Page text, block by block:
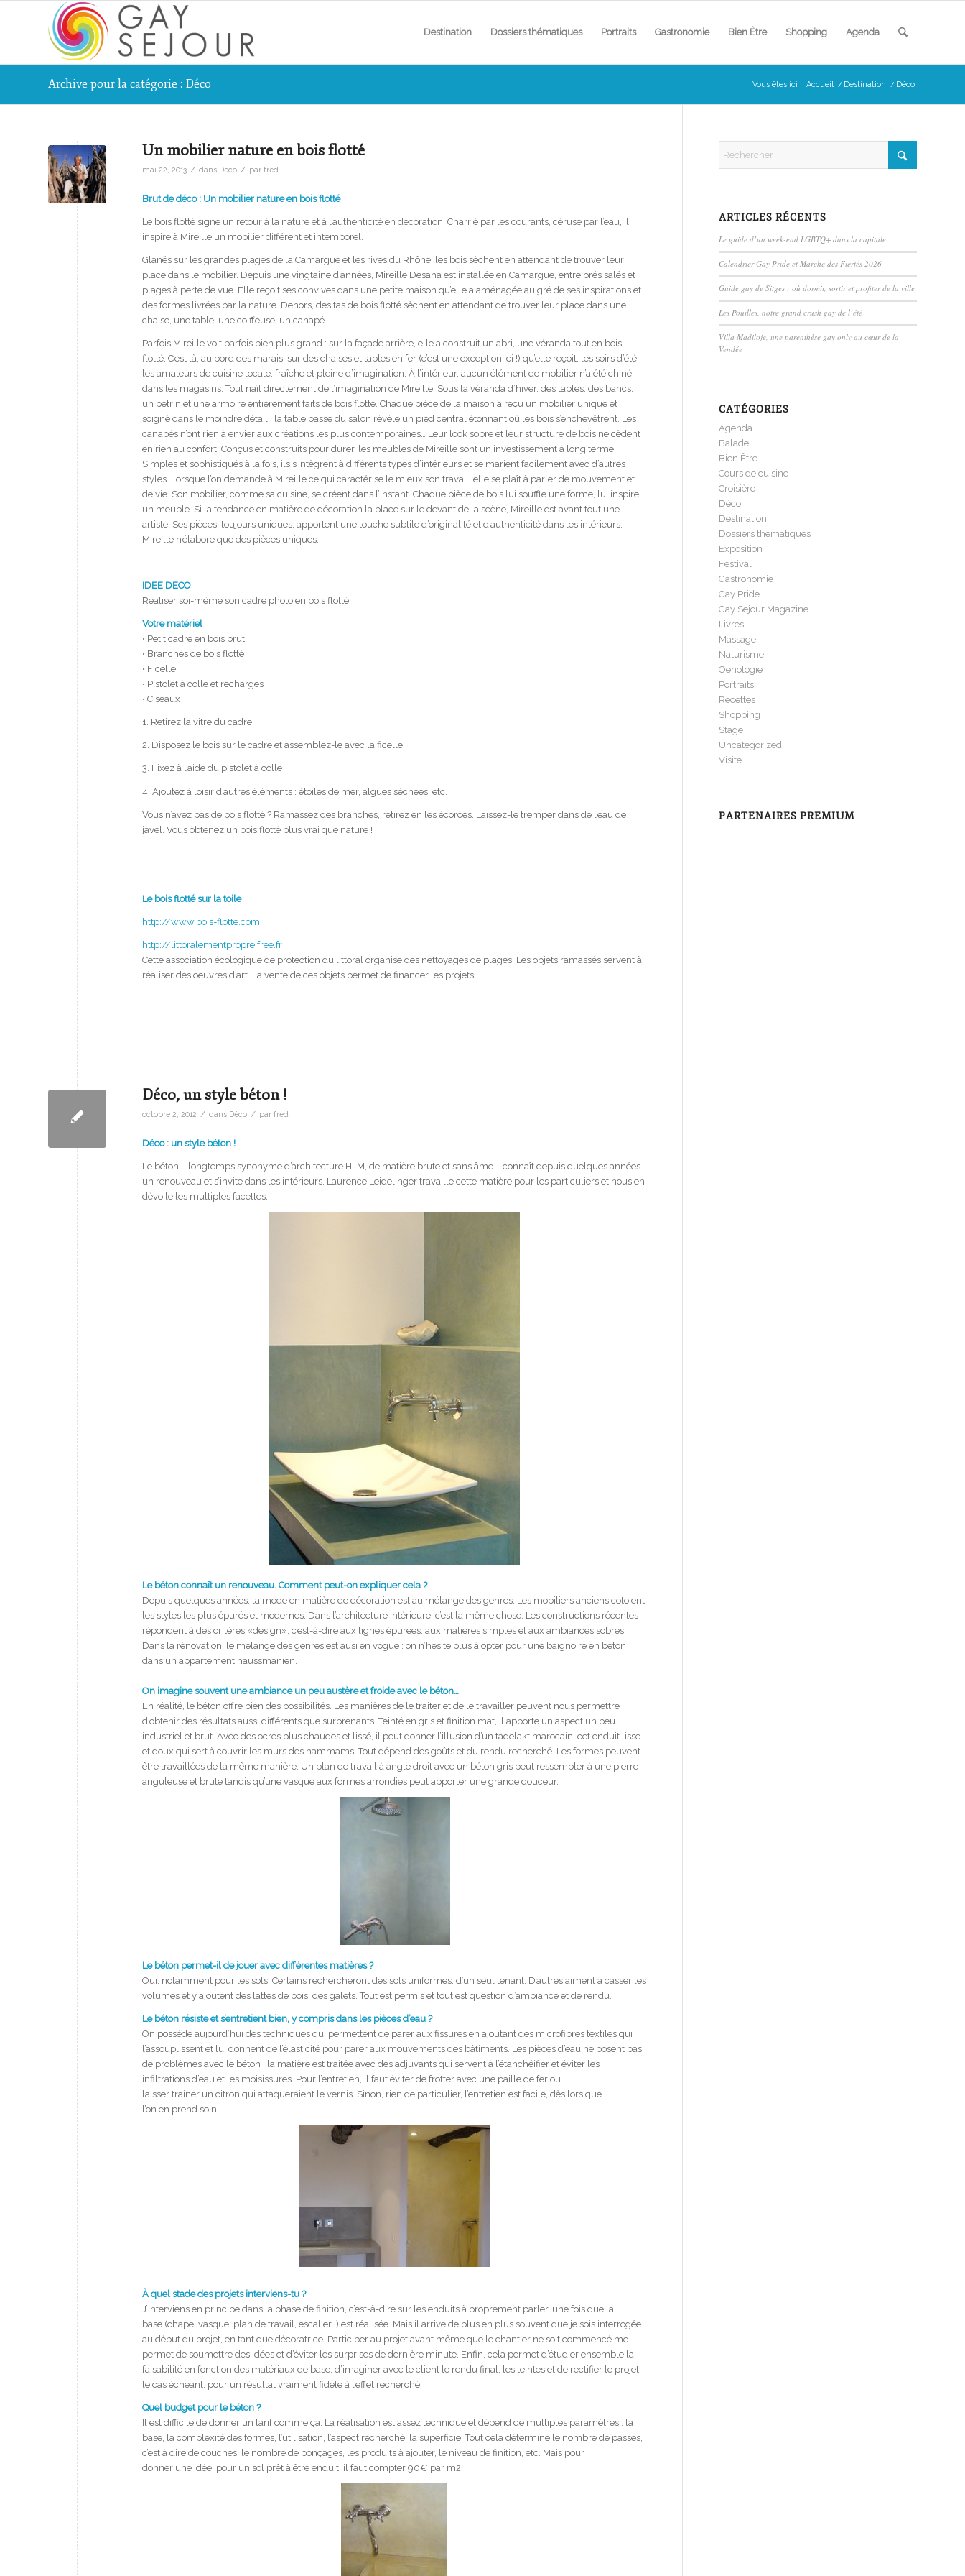
Destination Dossiers thématiques Portraits Gastronomie Bien Être Shopping Agenda
Archive pour la catégorie : Déco Vous êtes ici : Accueil / Destination / Déco
Un mobilier nature en bois flotté
mai 22, 2013 / dans Déco / par fred
Brut de déco : Un mobilier nature en bois flotté
Le bois flotté signe un retour à la nature et à l’authenticité en décoration. Charrié par les courants, cérusé par l’eau, il
inspire à Mireille un mobilier différent et intemporel.
Glanés sur les grandes plages de la Camargue et les rives du Rhône, les bois sèchent en attendant de trouver leur
place dans le mobilier. Depuis une vingtaine d’années, Mireille Desana est installée en Camargue, entre prés salés et
plages à perte de vue. Elle reçoit ses convives dans une petite maison qu’elle a aménagée au gré de ses inspirations et
des formes livrées par la nature. Dehors, des tas de bois flotté sèchent en attendant de trouver leur place dans une
chaise, une table, une coiffeuse, un canapé…
Parfois Mireille voit parfois bien plus grand : sur la façade arrière, elle a construit un abri, une véranda tout en bois
flotté. C’est là, au bord des marais, sur des chaises et tables en fer (c’est une exception ici !) qu’elle reçoit, les soirs d’été,
les amateurs de cuisine locale, fraîche et pleine d’imagination. À l’intérieur, aucun élément de mobilier n’a été chiné
dans les magasins. Tout naît directement de l’imagination de Mireille. Sous la véranda d’hiver, des tables, des bancs,
un pétrin et une armoire entièrement faits de bois flotté. Chaque pièce de la maison a reçu un mobilier unique et
soigné dans le moindre détail : la table basse du salon révèle un pied central étonnant où les bois s’enchevêtrent. Les
canapés n’ont rien à envier aux créations les plus contemporaines… Leur look sobre et leur structure de bois ne cèdent
en rien au confort. Conçus et construits pour durer, les meubles de Mireille sont un investissement à long terme.
Simples et sophistiqués à la fois, ils s’intègrent à différents types d’intérieurs et se marient facilement avec d’autres
styles. Lorsque l’on demande à Mireille ce qui caractérise le mieux son travail, elle se plaît à parler de mouvement et
de vie. Son mobilier, comme sa cuisine, se créent dans l’instant. Chaque pièce de bois lui souffle une forme, lui inspire
un meuble. Si la tendance en matière de décoration la place sur le devant de la scène, Mireille est avant tout une
artiste. Ses pièces, toujours uniques, apportent une touche subtile d’originalité et d’authenticité dans les intérieurs.
Mireille n’élabore que des pièces uniques.
IDEE DECO
Réaliser soi-même son cadre photo en bois flotté
Votre matériel
• Petit cadre en bois brut
• Branches de bois flotté
• Ficelle
• Pistolet à colle et recharges
• Ciseaux
1. Retirez la vitre du cadre
2. Disposez le bois sur le cadre et assemblez-le avec la ficelle
3. Fixez à l’aide du pistolet à colle
4. Ajoutez à loisir d’autres éléments : étoiles de mer, algues séchées, etc.
Vous n’avez pas de bois flotté ? Ramassez des branches, retirez en les écorces. Laissez-le tremper dans de l’eau de
javel. Vous obtenez un bois flotté plus vrai que nature !
Le bois flotté sur la toile
http://www.bois-flotte.com
http://littoralementpropre.free.fr
Cette association écologique de protection du littoral organise des nettoyages de plages. Les objets ramassés servent à
réaliser des oeuvres d’art. La vente de ces objets permet de financer les projets.
Déco, un style béton !
octobre 2, 2012 / dans Déco / par fred
Déco : un style béton !
Le béton – longtemps synonyme d’architecture HLM, de matière brute et sans âme – connaît depuis quelques années
un renouveau et s’invite dans les intérieurs. Laurence Leidelinger travaille cette matière pour les particuliers et nous en
dévoile les multiples facettes.
Le béton connaît un renouveau. Comment peut-on expliquer cela ?
Depuis quelques années, la mode en matière de décoration est au mélange des genres. Les mobiliers anciens cotoient
les styles les plus épurés et modernes. Dans l’architecture intérieure, c’est la même chose. Les constructions récentes
répondent à des critères «design», c’est-à-dire aux lignes épurées, aux matières simples et aux ambiances sobres.
Dans la rénovation, le mélange des genres est ausi en vogue : on n’hésite plus à opter pour une baignoire en béton
dans un appartement haussmanien.
On imagine souvent une ambiance un peu austère et froide avec le béton…
En réalité, le béton offre bien des possibilités. Les manières de le traiter et de le travailler peuvent nous permettre
d’obtenir des résultats aussi différents que surprenants. Teinté en gris et finition mat, il apporte un aspect un peu
industriel et brut. Avec des ocres plus chaudes et lissé, il peut donner l’illusion d’un tadelakt marocain, cet enduit lisse
et doux qui sert à couvrir les murs des hammams. Tout dépend des goûts et du rendu recherché. Les formes peuvent
être travaillées de la même manière. Un plan de travail à angle droit avec un béton gris peut ressembler à une pierre
anguleuse et brute tandis qu’une vasque aux formes arrondies peut apporter une grande douceur.
Le béton permet-il de jouer avec différentes matières ?
Oui, notamment pour les sols. Certains rechercheront des sols uniformes, d’un seul tenant. D’autres aiment à casser les
volumes et y ajoutent des lattes de bois, des galets. Tout est permis et tout est question d’ambiance et de rendu.
Le béton résiste et s’entretient bien, y compris dans les pièces d’eau ?
On possède aujourd’hui des techniques qui permettent de parer aux fissures en ajoutant des microfibres textiles qui
l’assouplissent et lui donnent de l’élasticité pour parer aux mouvements des bâtiments. Les pièces d’eau ne posent pas
de problèmes avec le béton : la matière est traitée avec des adjuvants qui servent à l’étanchéifier et éviter les
infiltrations d’eau et les moisissures. Pour l’entretien, il faut éviter de frotter avec une paille de fer ou
laisser trainer un citron qui attaqueraient le vernis. Sinon, rien de particulier, l’entretien est facile, dès lors que
l’on en prend soin.
À quel stade des projets interviens-tu ?
J’interviens en principe dans la phase de finition, c’est-à-dire sur les enduits à proprement parler, une fois que la
base (chape, vasque, plan de travail, escalier…) est réalisée. Mais il arrive de plus en plus souvent que je sois interrogée
au début du projet, en tant que décoratrice. Participer au projet avant même que le chantier ne soit commencé me
permet de soumettre des idées et d’éviter les surprises de dernière minute. Enfin, cela permet d’étudier ensemble la
faisabilité en fonction des matériaux de base, d’imaginer avec le client le rendu final, les teintes et de rectifier le projet,
le cas échéant, pour un résultat vraiment fidèle à l’effet recherché.
Quel budget pour le béton ?
Il est difficile de donner un tarif comme ça. La réalisation est assez technique et dépend de multiples paramètres : la
base, la complexité des formes, l’utilisation, l’aspect recherché, la superficie. Tout cela détermine le nombre de passes,
c’est à dire de couches, le nombre de ponçages, les produits à ajouter, le niveau de finition, etc. Mais pour
donner une idée, pour un sol prêt à être enduit, il faut compter 90€ par m2.
ARTICLES RÉCENTS
Le guide d’un week-end LGBTQ+ dans la capitale
Calendrier Gay Pride et Marche des Fiertés 2026
Guide gay de Sitges : où dormir, sortir et profiter de la ville
Les Pouilles, notre grand crush gay de l’été
Villa Madiloje, une parenthèse gay only au cœur de la
Vendée
CATÉGORIES
Agenda
Balade
Bien Être
Cours de cuisine
Croisière
Déco
Destination
Dossiers thématiques
Exposition
Festival
Gastronomie
Gay Pride
Gay Sejour Magazine
Livres
Massage
Naturisme
Oenologie
Portraits
Recettes
Shopping
Stage
Uncategorized
Visite
PARTENAIRES PREMIUM